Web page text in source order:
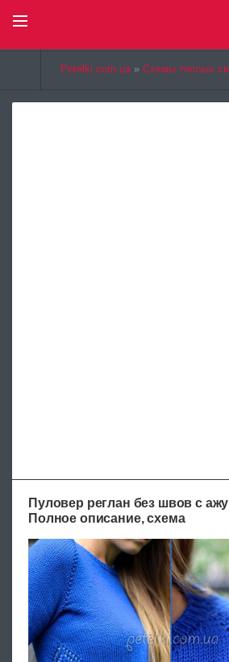
Petelki.com.ua» Схемы теплых
Пуловер реглан без швов с
Полное описание, схема